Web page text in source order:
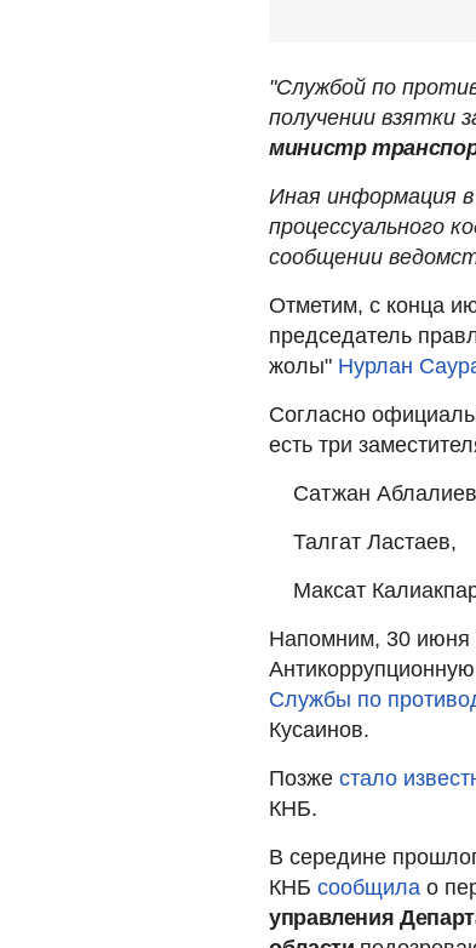
"Службой по
получении взятки
министр
Иная информация
процессуального
сообщении
Отметим, с конца
председатель
жолы" Нурлан
Согласно
есть три
Сатжан
Талгат Ластаев,
Максат
Напомним, 30 июня
Службы по
Кусаинов.
Позже стало
КНБ.
В середине
КНБ сообщила о
управления